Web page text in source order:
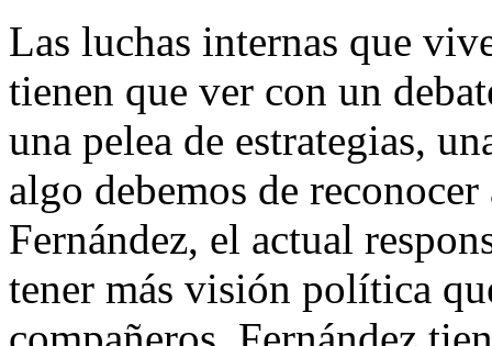
Las luchas internas que
tienen que ver con un
una pelea de estrategias,
algo debemos de
Fernández, el actual
tener más visión política